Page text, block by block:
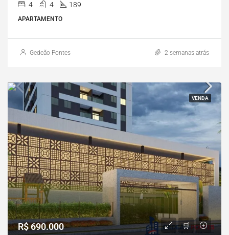
4 4 189
APARTAMENTO
Gedeão Pontes 2 semanas atrás
VENDA
R$ 690.000